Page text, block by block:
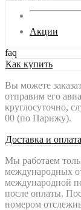
Акции
faq
Как купить
Вы можете
отправим его
круглосуточно,
00 (по Парижу).
Доставка и оплата
Мы работаем
международных
международной
после оплаты.
номером